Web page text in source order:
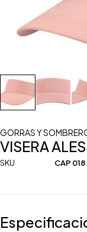
GORRAS Y
VISERA
SKU CAP